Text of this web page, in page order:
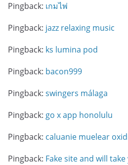
Pingback: เกมไพ่
Pingback: jazz relaxing music
Pingback: ks lumina pod
Pingback: bacon999
Pingback: swingers málaga
Pingback: go x app honolulu
Pingback: caluanie muelear
Pingback: Fake site and will